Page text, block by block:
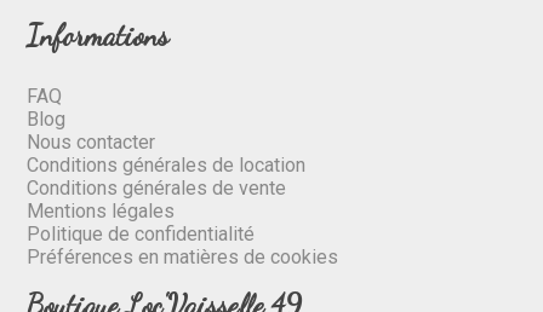
Informations
FAQ
Blog
Nous contacter
Conditions générales de location
Conditions générales de vente
Mentions légales
Politique de confidentialité
Préférences en matières de cookies